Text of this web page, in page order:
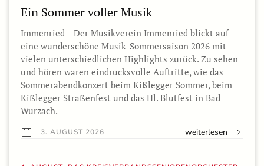
Ein Sommer voller Musik
Immenried – Der Musikverein Immenried blickt auf
eine wunderschöne Musik-Sommersaison 2026 mit
vielen unterschiedlichen Highlights zurück. Zu sehen
und hören waren eindrucksvolle Auftritte, wie das
Sommerabendkonzert beim Kißlegger Sommer, beim
Kißlegger Straßenfest und das Hl. Blutfest in Bad
Wurzach.
3. AUGUST 2026 weiterlesen